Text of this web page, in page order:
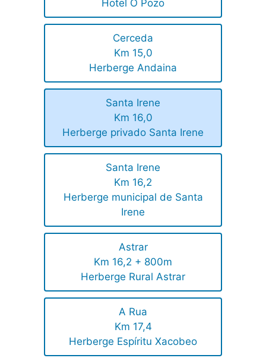
Hotel O Pozo
Cerceda
Km 15,0
Herberge Andaina
Santa Irene
Km 16,0
Herberge privado Santa Irene
Santa Irene
Km 16,2
Herberge municipal de Santa
Irene
Astrar
Km 16,2 + 800m
Herberge Rural Astrar
A Rua
Km 17,4
Herberge Espíritu Xacobeo